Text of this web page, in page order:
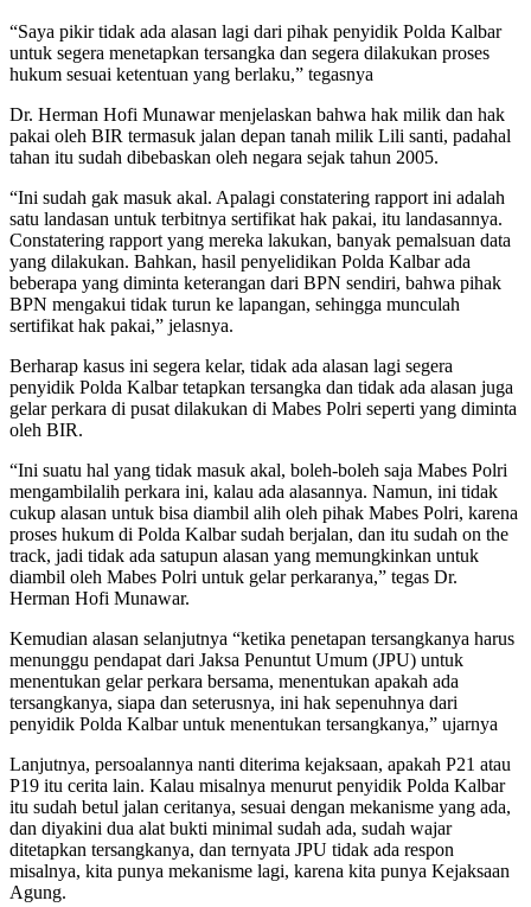
“Saya pikir tidak ada alasan lagi dari pihak penyidik Polda Kalbar
untuk segera menetapkan tersangka dan segera dilakukan proses
hukum sesuai ketentuan yang berlaku,” tegasnya
Dr. Herman Hofi Munawar menjelaskan bahwa hak milik dan hak
pakai oleh BIR termasuk jalan depan tanah milik Lili santi, padahal
tahan itu sudah dibebaskan oleh negara sejak tahun 2005.
“Ini sudah gak masuk akal. Apalagi constatering rapport ini adalah
satu landasan untuk terbitnya sertifikat hak pakai, itu landasannya.
Constatering rapport yang mereka lakukan, banyak pemalsuan data
yang dilakukan. Bahkan, hasil penyelidikan Polda Kalbar ada
beberapa yang diminta keterangan dari BPN sendiri, bahwa pihak
BPN mengakui tidak turun ke lapangan, sehingga munculah
sertifikat hak pakai,” jelasnya.
Berharap kasus ini segera kelar, tidak ada alasan lagi segera
penyidik Polda Kalbar tetapkan tersangka dan tidak ada alasan juga
gelar perkara di pusat dilakukan di Mabes Polri seperti yang diminta
oleh BIR.
“Ini suatu hal yang tidak masuk akal, boleh-boleh saja Mabes Polri
mengambilalih perkara ini, kalau ada alasannya. Namun, ini tidak
cukup alasan untuk bisa diambil alih oleh pihak Mabes Polri, karena
proses hukum di Polda Kalbar sudah berjalan, dan itu sudah on the
track, jadi tidak ada satupun alasan yang memungkinkan untuk
diambil oleh Mabes Polri untuk gelar perkaranya,” tegas Dr.
Herman Hofi Munawar.
Kemudian alasan selanjutnya “ketika penetapan tersangkanya harus
menunggu pendapat dari Jaksa Penuntut Umum (JPU) untuk
menentukan gelar perkara bersama, menentukan apakah ada
tersangkanya, siapa dan seterusnya, ini hak sepenuhnya dari
penyidik Polda Kalbar untuk menentukan tersangkanya,” ujarnya
Lanjutnya, persoalannya nanti diterima kejaksaan, apakah P21 atau
P19 itu cerita lain. Kalau misalnya menurut penyidik Polda Kalbar
itu sudah betul jalan ceritanya, sesuai dengan mekanisme yang ada,
dan diyakini dua alat bukti minimal sudah ada, sudah wajar
ditetapkan tersangkanya, dan ternyata JPU tidak ada respon
misalnya, kita punya mekanisme lagi, karena kita punya Kejaksaan
Agung.